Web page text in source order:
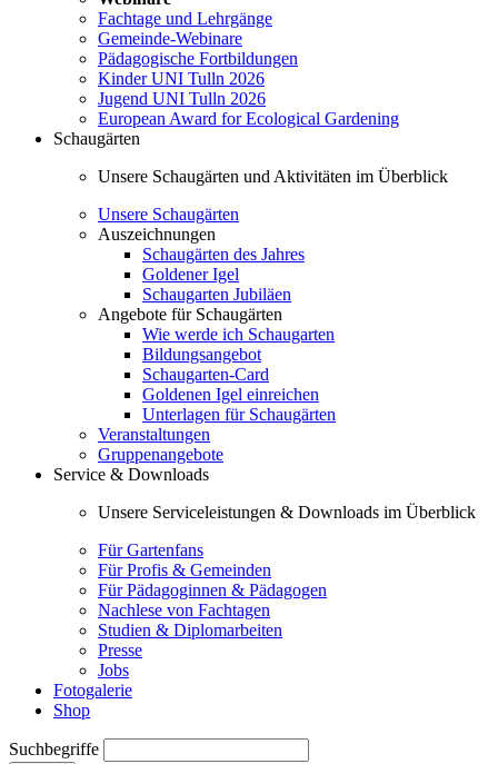
Fachtage und Lehrgänge
Gemeinde-Webinare
Pädagogische Fortbildungen
Kinder UNI Tulln 2026
Jugend UNI Tulln 2026
European Award for Ecological Gardening
Schaugärten
Unsere Schaugärten und Aktivitäten im Überblick
Unsere Schaugärten
Auszeichnungen
Schaugärten des Jahres
Goldener Igel
Schaugarten Jubiläen
Angebote für Schaugärten
Wie werde ich Schaugarten
Bildungsangebot
Schaugarten-Card
Goldenen Igel einreichen
Unterlagen für Schaugärten
Veranstaltungen
Gruppenangebote
Service & Downloads
Unsere Serviceleistungen & Downloads im Überblick
Für Gartenfans
Für Profis & Gemeinden
Für Pädagoginnen & Pädagogen
Nachlese von Fachtagen
Studien & Diplomarbeiten
Presse
Jobs
Fotogalerie
Shop
Suchbegriffe